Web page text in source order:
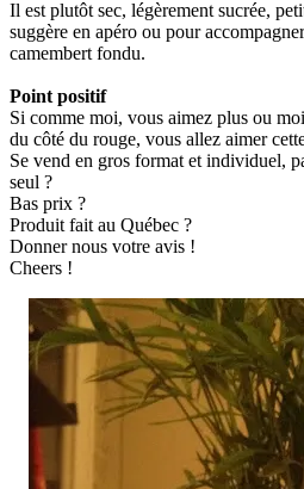
Il est plutôt sec, légèrement sucrée,
suggère en apéro ou pour
camembert fondu.
Point positif
Si comme moi, vous aimez plus ou
du côté du rouge, vous allez aimer
Se vend en gros format et individuel,
seul ?
Bas prix ?
Produit fait au Québec ?
Donner nous votre avis !
Cheers !